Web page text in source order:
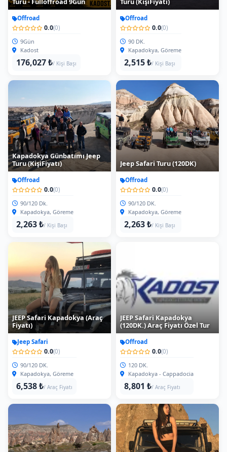
Offroad
0.0(0)
9Gün
Kadost
176,027 ₺/ Kişi Başı
Offroad
0.0(0)
90 DK.
Kapadokya, Göreme
2,515 ₺/ Kişi Başı
Kapadokya Günbatımı Jeep
Turu (KişiFiyatı)
Offroad
0.0(0)
90/120 Dk.
Kapadokya, Göreme
2,263 ₺/ Kişi Başı
Jeep Safari Turu (120DK)
Offroad
0.0(0)
90/120 DK.
Kapadokya, Göreme
2,263 ₺/ Kişi Başı
JEEP Safari Kapadokya (Araç
Fiyatı)
Jeep Safari
0.0(0)
90/120 DK.
Kapadokya, Göreme
6,538 ₺/ Araç Fiyatı
JEEP Safari Kapadokya
(120DK.) Araç Fiyatı Özel Tur
Offroad
0.0(0)
120 DK.
Kapadokya - Cappadocia
8,801 ₺/ Araç Fiyatı